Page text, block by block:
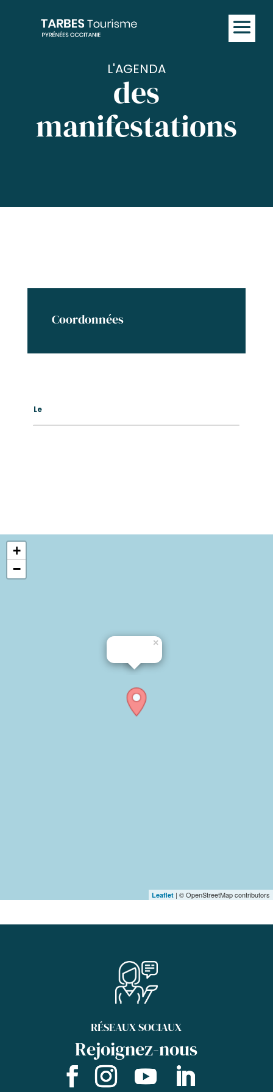
L'AGENDA
des
manifestations
Coordonnées
Le
×
+
−
Leaflet | © OpenStreetMap contributors
RÉSEAUX SOCIAUX
Rejoignez-nous